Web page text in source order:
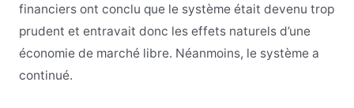
financiers ont conclu que le système était devenu trop
prudent et entravait donc les effets naturels d’une
économie de marché libre. Néanmoins, le système a
continué.